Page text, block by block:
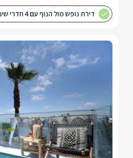
מרחב ואווירה אחרת.
דירת נופש מול הנוף עם 4 חדרי שינה